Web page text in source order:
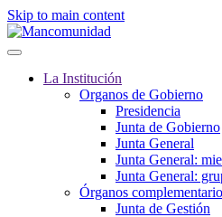
Skip to main content
La Institución
Organos de Gobierno
Presidencia
Junta de Gobierno
Junta General
Junta General:
Junta General:
Órganos
Junta de Gestión